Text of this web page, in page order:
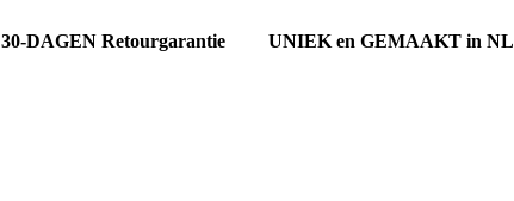
30-DAGEN Retourgarantie UNIEK en GEMAAKT in NL